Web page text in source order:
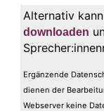
Alternativ
downloaden
Ergänzende
dienen der
Webserver keine